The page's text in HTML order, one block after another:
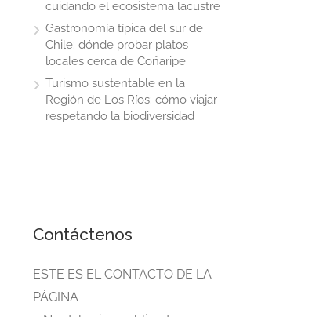
cuidando el ecosistema lacustre
Gastronomía típica del sur de
Chile: dónde probar platos
locales cerca de Coñaripe
Turismo sustentable en la
Región de Los Ríos: cómo viajar
respetando la biodiversidad
Contáctenos
ESTE ES EL CONTACTO DE LA
PÁGINA